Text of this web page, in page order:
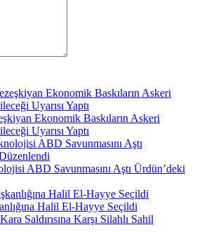
Ekonomik Baskıların Askeri
Uyarısı Yaptı
ABD Savunmasını Aştı Ürdün’deki
Halil El-Hayye Seçildi